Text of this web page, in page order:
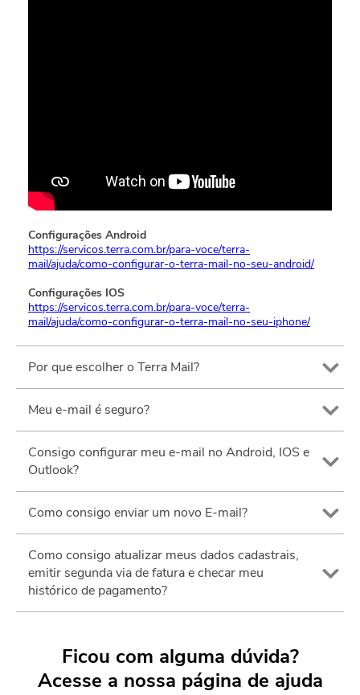
Configurações Android
https://servicos.terra.com.br/para-voce/terra-
mail/ajuda/como-configurar-o-terra-mail-no-seu-android/
Configurações IOS
https://servicos.terra.com.br/para-voce/terra-
mail/ajuda/como-configurar-o-terra-mail-no-seu-iphone/
Por que escolher o Terra Mail?
Meu e-mail é seguro?
Consigo configurar meu e-mail no Android, IOS e
Outlook?
Como consigo enviar um novo E-mail?
Como consigo atualizar meus dados cadastrais,
emitir segunda via de fatura e checar meu
histórico de pagamento?
Ficou com alguma dúvida?
Acesse a nossa página de ajuda